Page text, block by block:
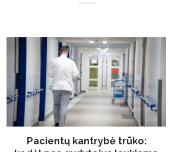
Pacientų kantrybė trūko: